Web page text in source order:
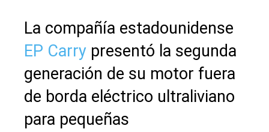
La compañía estadounidense
EP Carry presentó la segunda
generación de su motor fuera
de borda eléctrico ultraliviano
para pequeñas